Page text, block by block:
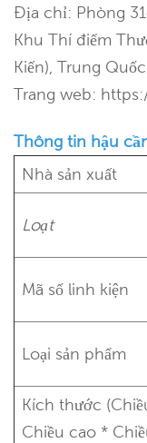
Địa chỉ: Phòng
Khu Thí điểm
Kiến), Trung Quốc
Trang web:
Thông tin hậu
Nhà sản xuất
Loạt
Mã số linh kiện
Loại sản phẩm
Kích thước
Chiều cao *